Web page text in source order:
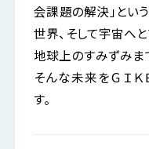
利用規約
公式LINE
会課題の解決」とい
世界、そして宇宙へ
地球上のすみずみま
そんな未来をＧＩ
す。